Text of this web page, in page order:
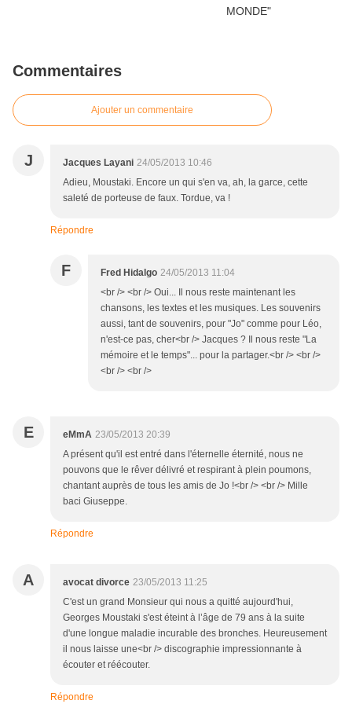
Commentaires
Ajouter un commentaire
J Jacques Layani 24/05/2013 10:46
Adieu, Moustaki. Encore un qui s'en va, ah, la garce, cette
saleté de porteuse de faux. Tordue, va !
Répondre
F Fred Hidalgo 24/05/2013 11:04
<br /> <br /> Oui... Il nous reste maintenant les
chansons, les textes et les musiques. Les souvenirs
aussi, tant de souvenirs, pour "Jo" comme pour Léo,
n'est-ce pas, cher<br /> Jacques ? Il nous reste "La
mémoire et le temps"... pour la partager.<br /> <br />
<br /> <br />
E eMmA 23/05/2013 20:39
A présent qu'il est entré dans l'éternelle éternité, nous ne
pouvons que le rêver délivré et respirant à plein poumons,
chantant auprès de tous les amis de Jo !<br /> <br /> Mille
baci Giuseppe.
Répondre
A avocat divorce 23/05/2013 11:25
C'est un grand Monsieur qui nous a quitté aujourd'hui,
Georges Moustaki s'est éteint à l’âge de 79 ans à la suite
d'une longue maladie incurable des bronches. Heureusement
il nous laisse une<br /> discographie impressionnante à
écouter et réécouter.
Répondre